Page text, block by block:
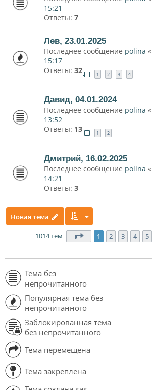
15:21
Ответы: 7
Лев, 23.01.2025
Последнее сообщение polina «
15:17
Ответы: 32 1 2 3 4
Давид, 04.01.2024
Последнее сообщение polina «
13:52
Ответы: 13 1 2
Дмитрий, 16.02.2025
Последнее сообщение polina «
14:21
Ответы: 3
Новая тема
1014 тем Страница 1из 41
1 2 3 4 5
Тема без
непрочитанного
Популярная тема без
непрочитанного
Заблокированная тема
без непрочитанного
Тема перемещена
Тема закреплена